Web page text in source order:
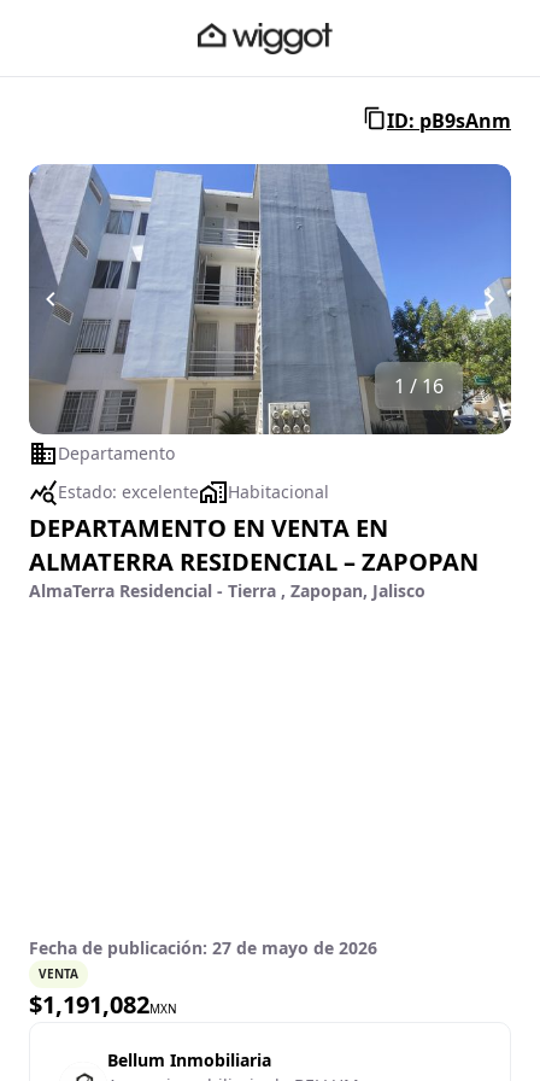
ID: pB9sAnm
1 / 16
Departamento
Estado: excelente Habitacional
DEPARTAMENTO EN VENTA EN
ALMATERRA RESIDENCIAL – ZAPOPAN
AlmaTerra Residencial - Tierra , Zapopan, Jalisco
Fecha de publicación: 27 de mayo de 2026
VENTA
$1,191,082MXN
Bellum Inmobiliaria